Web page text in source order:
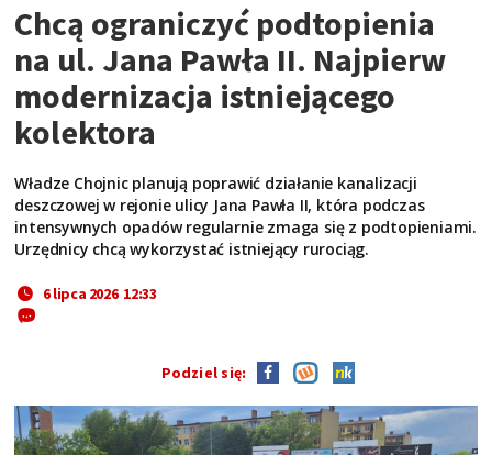
Chcą ograniczyć podtopienia
na ul. Jana Pawła II. Najpierw
modernizacja istniejącego
kolektora
Władze Chojnic planują poprawić działanie kanalizacji
deszczowej w rejonie ulicy Jana Pawła II, która podczas
intensywnych opadów regularnie zmaga się z podtopieniami.
Urzędnicy chcą wykorzystać istniejący rurociąg.
6 lipca 2026 12:33
Podziel się: